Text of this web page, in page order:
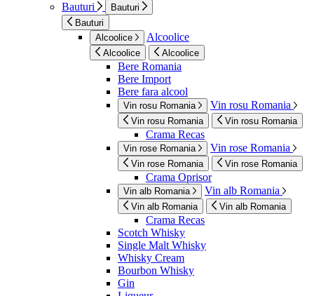
Bauturi
Bauturi
Bauturi
Alcoolice
Alcoolice
Alcoolice Alcoolice
Bere Romania
Bere Import
Bere fara alcool
Vin rosu Romania Vin rosu Romania
Vin rosu Romania Vin rosu Romania
Crama Recas
Vin rose Romania Vin rose Romania
Vin rose Romania Vin rose Romania
Crama Oprisor
Vin alb Romania Vin alb Romania
Vin alb Romania Vin alb Romania
Crama Recas
Scotch Whisky
Single Malt Whisky
Whisky Cream
Bourbon Whisky
Gin